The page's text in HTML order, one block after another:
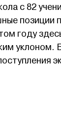
с 82
позиции
году
уклоном.